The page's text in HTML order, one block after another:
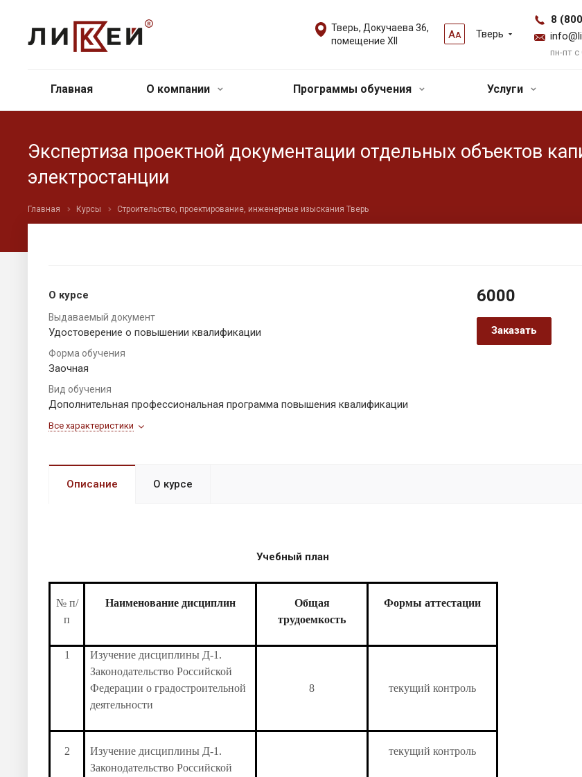
АА Тверь
8
пн-пт
Тверь, Докучаева 36,
помещение XII
Главная О компании Программы обучения Услуги
Экспертиза проектной документации отдельных объектов
электростанции
Главная Курсы Строительство, проектирование, инженерные изыскания Тверь
О курсе
Выдаваемый документ
Удостоверение о повышении квалификации
Форма обучения
Заочная
Вид обучения
Дополнительная профессиональная программа повышения квалификации
Все характеристики
6000
Заказать
Описание О курсе
Учебный план
№ п/
п
Наименование дисциплин
Общая
трудоемкость
Формы аттестации
1
Изучение дисциплины Д-1.
Законодательство Российской
Федерации о градостроительной
деятельности
8 текущий контроль
2
Изучение дисциплины Д-1.
Законодательство Российской
текущий контроль